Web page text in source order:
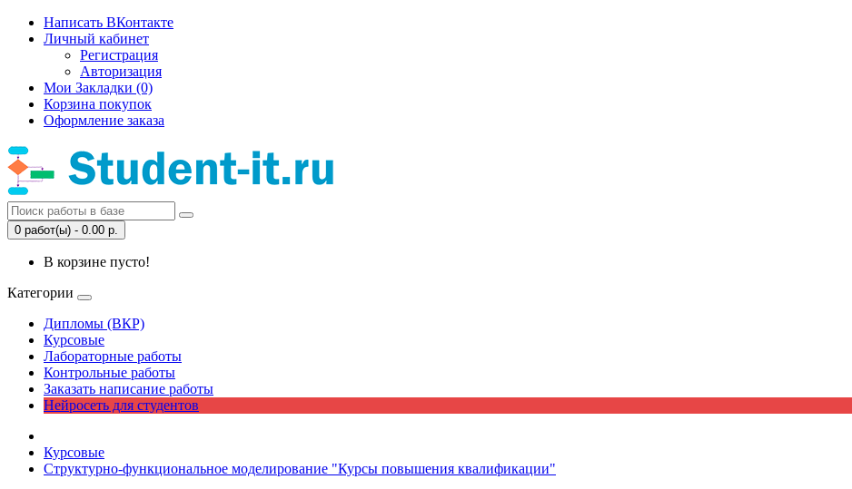
Написать ВКонтакте
Личный кабинет
Регистрация
Авторизация
Мои Закладки (0)
Корзина покупок
Оформление заказа
0 работ(ы) - 0.00 р.
В корзине пусто!
Категории
Дипломы (ВКР)
Курсовые
Лабораторные работы
Контрольные работы
Заказать написание работы
Нейросеть для студентов
Курсовые
Структурно-функциональное моделирование "Курсы повышения квалификации"